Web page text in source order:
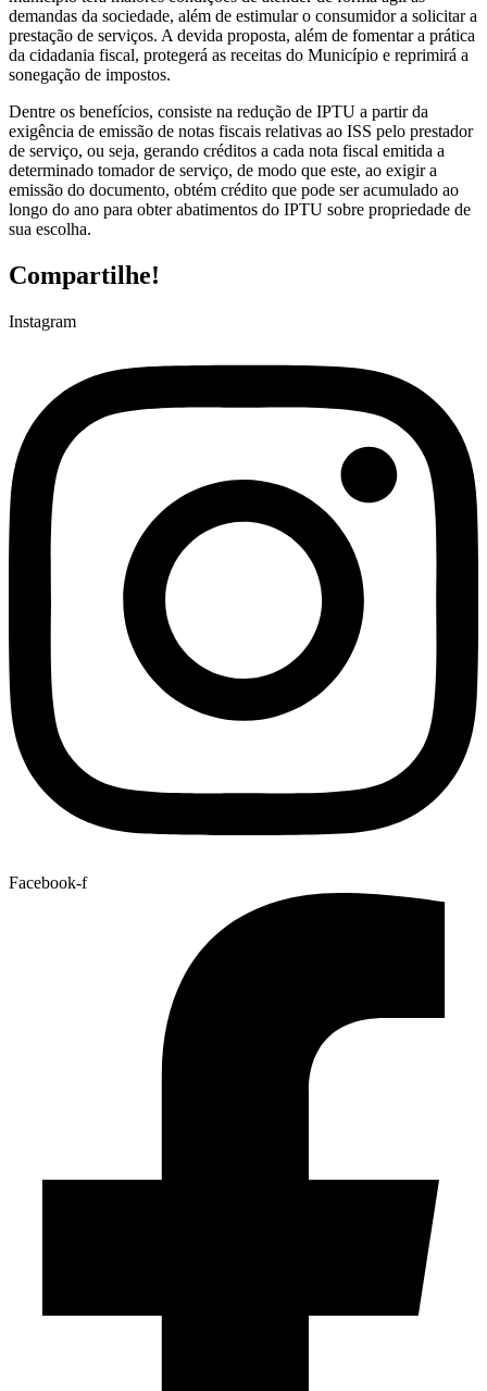
demandas da sociedade, além de estimular o consumidor a solicitar a
prestação de serviços. A devida proposta, além de fomentar a prática
da cidadania fiscal, protegerá as receitas do Município e reprimirá a
sonegação de impostos.
Dentre os benefícios, consiste na redução de IPTU a partir da
exigência de emissão de notas fiscais relativas ao ISS pelo prestador
de serviço, ou seja, gerando créditos a cada nota fiscal emitida a
determinado tomador de serviço, de modo que este, ao exigir a
emissão do documento, obtém crédito que pode ser acumulado ao
longo do ano para obter abatimentos do IPTU sobre propriedade de
sua escolha.
Compartilhe!
Instagram
Facebook-f